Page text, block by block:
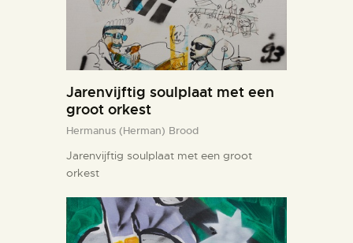
Jarenvijftig soulplaat met een
groot orkest
Hermanus (Herman) Brood
Jarenvijftig soulplaat met een groot
orkest